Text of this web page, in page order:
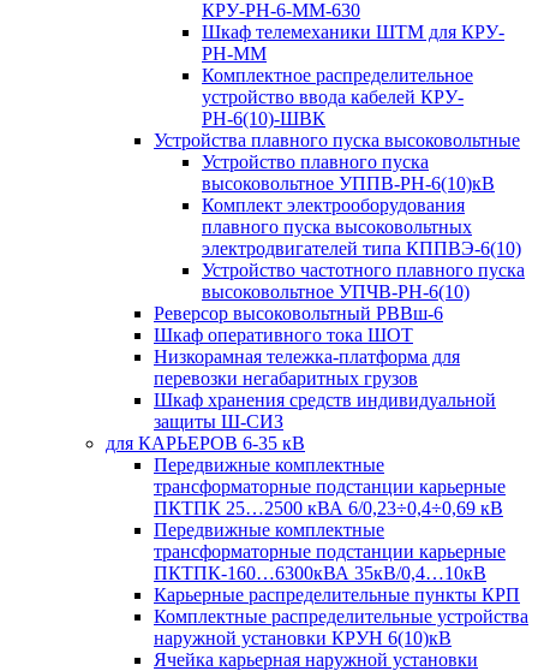
КРУ-РН-6-ММ-630
Шкаф телемеханики ШТМ для КРУ-
РН-ММ
Комплектное распределительное
устройство ввода кабелей КРУ-
РН-6(10)-ШВК
Устройства плавного пуска высоковольтные
Устройство плавного пуска
высоковольтное УППВ-РН-6(10)кВ
Комплект электрооборудования
плавного пуска высоковольтных
электродвигателей типа КППВЭ-6(10)
Устройство частотного плавного пуска
высоковольтное УПЧВ-РН-6(10)
Реверсор высоковольтный РВВш-6
Шкаф оперативного тока ШОТ
Низкорамная тележка-платформа для
перевозки негабаритных грузов
Шкаф хранения средств индивидуальной
защиты Ш-СИЗ
для КАРЬЕРОВ 6-35 кВ
Передвижные комплектные
трансформаторные подстанции карьерные
ПКТПК 25…2500 кВА 6/0,23÷0,4÷0,69 кВ
Передвижные комплектные
трансформаторные подстанции карьерные
ПКТПК-160…6300кВА 35кВ/0,4…10кВ
Карьерные распределительные пункты КРП
Комплектные распределительные устройства
наружной установки КРУН 6(10)кВ
Ячейка карьерная наружной установки